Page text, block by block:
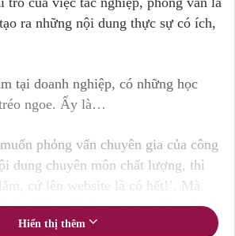
ra những nội dung thực sự có ích,
tại doanh nghiệp, có những học
ngoe. Ấy là…
phỏng vấn chuyên gia của công
dung chuyên môn chất lượng, thì
cứ lên website là có hết!’. Mà
rặt những nội dung copy, xào xáo từ
Hiển thị thêm